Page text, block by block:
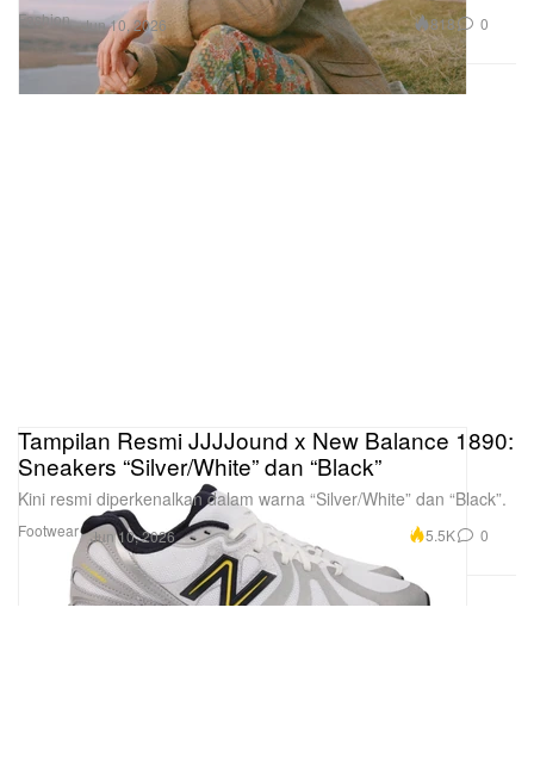
Fashion Jun 10, 2026 818 0
Footwear
Tampilan Resmi JJJJound x New Balance 1890:
Sneakers “Silver/White” dan “Black”
Kini resmi diperkenalkan dalam warna “Silver/White” dan “Black”.
Jun 10, 2026 5.5K 0